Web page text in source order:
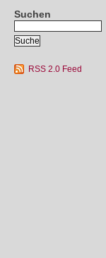
Suchen
RSS 2.0 Feed